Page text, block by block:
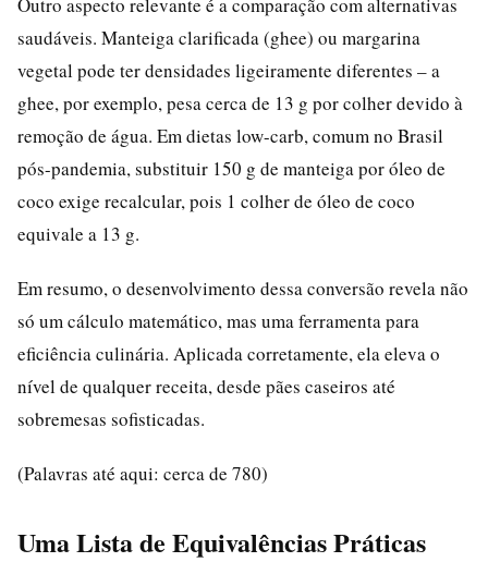
saudáveis. Manteiga clarificada (ghee) ou margarina
vegetal pode ter densidades ligeiramente diferentes – a
ghee, por exemplo, pesa cerca de 13 g por colher devido à
remoção de água. Em dietas low-carb, comum no Brasil
pós-pandemia, substituir 150 g de manteiga por óleo de
coco exige recalcular, pois 1 colher de óleo de coco
equivale a 13 g.
Em resumo, o desenvolvimento dessa conversão revela não
só um cálculo matemático, mas uma ferramenta para
eficiência culinária. Aplicada corretamente, ela eleva o
nível de qualquer receita, desde pães caseiros até
sobremesas sofisticadas.
(Palavras até aqui: cerca de 780)
Uma Lista de Equivalências Práticas